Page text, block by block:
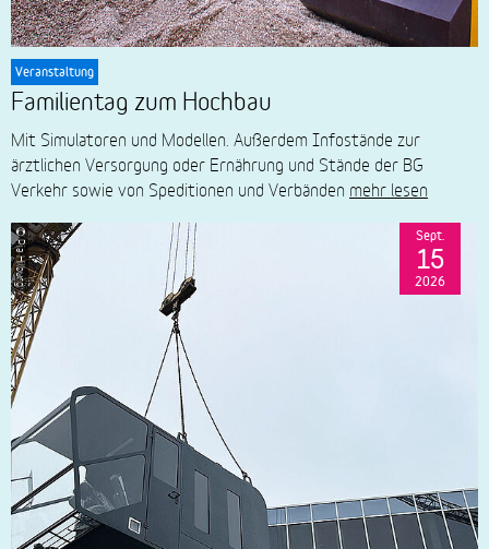
Veranstaltung
Familientag zum Hochbau
Mit Simulatoren und Modellen. Außerdem Infostände zur
ärztlichen Versorgung oder Ernährung und Stände der BG
Verkehr sowie von Speditionen und Verbänden mehr lesen
© Pia Hilburg Sept.
15
2026